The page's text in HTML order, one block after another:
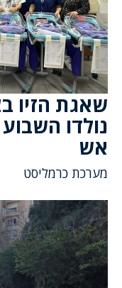
שאגת הזיו
נולדו
אש
מערכת כרמליסט